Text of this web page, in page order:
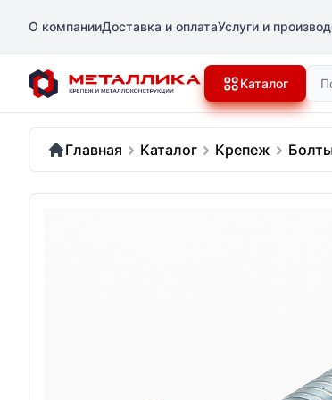
О компанииДоставка и оплатаУслуги и
Каталог
Главная Каталог Крепеж